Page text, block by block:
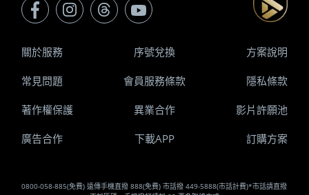
0800-058-885(免費) 遠傳手機直撥 888(免費) 市話撥 449-5888(市話計費)*市話請直撥
關於服務 序號兌換 方案說明
常見問題 會員服務條款 隱私條款
著作權保護 異業合作 影片許願池
廣告合作 下載APP 訂購方案